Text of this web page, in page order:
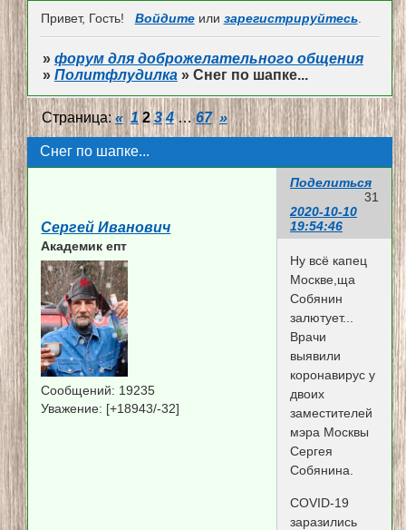
Привет, Гость! Войдитеили зарегистрируйтесь.
» форум для доброжелательного общения
» Политфлудилка » Снег по шапке...
Снег по шапке...
Страница: « 1 2 3 4 … 67 »
Поделиться
31
2020-10-10
19:54:46
Сергей Иванович
Академик епт
Сообщений: 19235
Уважение: [+18943/-32]
Ну всё капец
Москве,ща
Собянин
залютует...
Врачи
выявили
коронавирус у
двоих
заместителей
мэра Москвы
Сергея
Собянина.
COVID-19
заразились